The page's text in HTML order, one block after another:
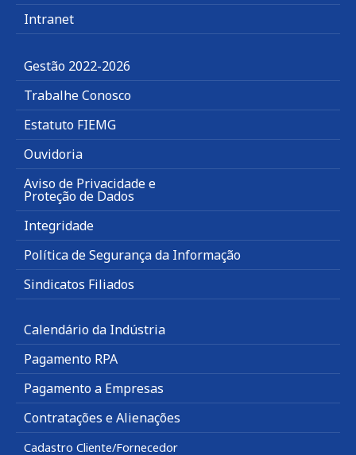
Intranet
Gestão 2022-2026
Trabalhe Conosco
Estatuto FIEMG
Ouvidoria
Aviso de Privacidade e
Proteção de Dados
Integridade
Política de Segurança da Informação
Sindicatos Filiados
Calendário da Indústria
Pagamento RPA
Pagamento a Empresas
Contratações e Alienações
Cadastro Cliente/Fornecedor